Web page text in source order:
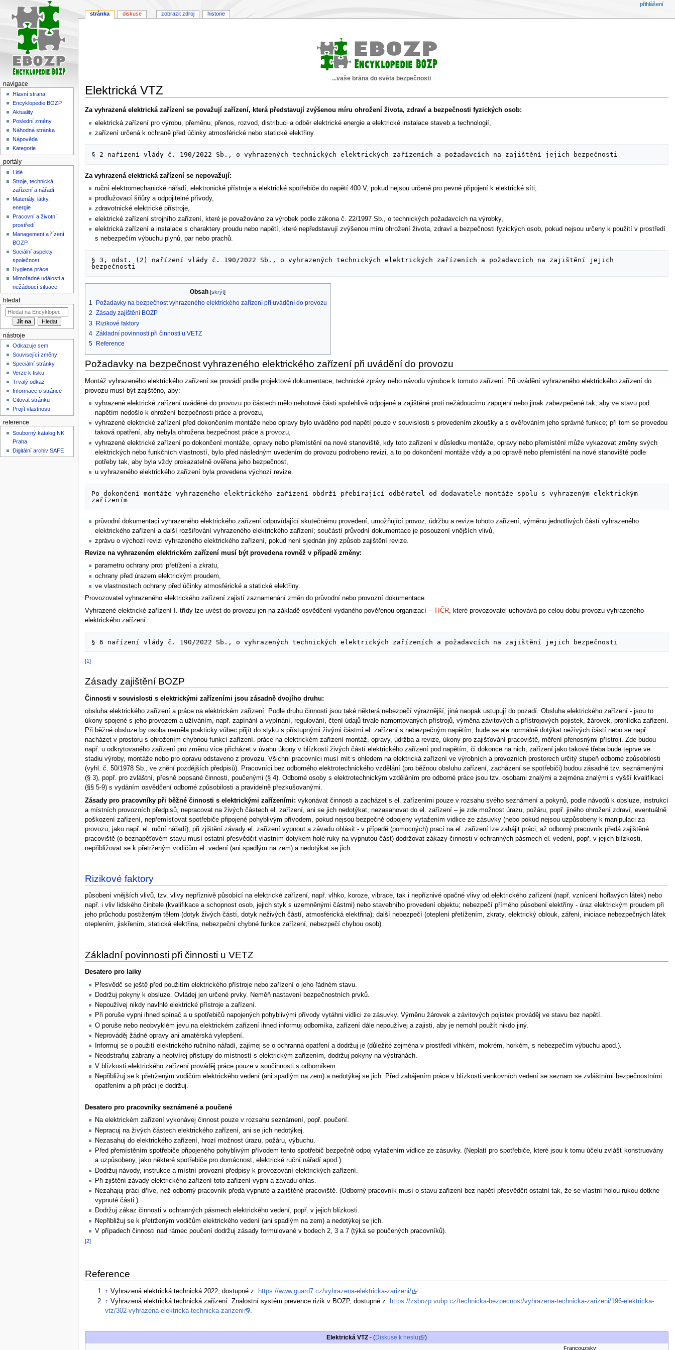
...vaše brána do světa bezpečnosti
Elektrická VTZ
Skočit
navigaci
Skočit
vyhledávání
Za vyhrazená elektrická zařízení se považují zařízení, která představují zvýšenou míru ohrožení života, zdraví a bezpečnosti fyzických osob:
elektrická zařízení pro výrobu, přeměnu, přenos, rozvod, distribuci a odběr elektrické energie a elektrické instalace staveb a technologií,
zařízení určená k ochraně před účinky atmosférické nebo statické elektřiny.
Za vyhrazená elektrická zařízení se nepovažují:
ruční elektromechanické nářadí, elektronické přístroje a elektrické spotřebiče do napětí 400 V, pokud nejsou určené pro pevné připojení k elektrické síti,
prodlužovací šňůry a odpojitelné přívody,
zdravotnické elektrické přístroje,
elektrické zařízení strojního zařízení, které je považováno za výrobek podle zákona č. 22/1997 Sb., o technických požadavcích na výrobky,
elektrická zařízení a instalace s charaktery proudu nebo napětí, které nepředstavují zvýšenou míru ohrožení života, zdraví a bezpečnosti fyzických osob, pokud nejsou určeny k použití v prostředí
s nebezpečím výbuchu plynů, par nebo prachů.
§ 3, odst. (2) nařízení vlády č. 190/2022 Sb., o vyhrazených technických elektrických zařízeních a požadavcích na zajištění jejich
Obsah
1
Požadavky na bezpečnost vyhrazeného elektrického zařízení při uvádění do provozu
2 Zásady zajištění BOZP
3
Rizikové faktory
4 Základní povinnosti při činnosti u VETZ
5
Reference
Požadavky na bezpečnost vyhrazeného elektrického zařízení při uvádění do provozu
Montáž vyhrazeného elektrického zařízení se provádí podle projektové dokumentace, technické zprávy nebo návodu výrobce k tomuto zařízení. Při uvádění vyhrazeného elektrického zařízení do
provozu musí být zajištěno, aby:
vyhrazené elektrické zařízení uváděné do provozu po částech mělo nehotové části spolehlivě odpojené a zajištěné proti nežádoucímu zapojení nebo jinak zabezpečené tak, aby ve stavu pod
napětím nedošlo k ohrožení bezpečnosti práce a provozu,
vyhrazené elektrické zařízení před dokončením montáže nebo opravy bylo uváděno pod napětí pouze v souvislosti s provedením zkoušky a s ověřováním jeho správné funkce; při tom se provedou
taková opatření, aby nebyla ohrožena bezpečnost práce a provozu,
vyhrazené elektrické zařízení po dokončení montáže, opravy nebo přemístění na nové stanoviště, kdy toto zařízení v důsledku montáže, opravy nebo přemístění může vykazovat změny svých
elektrických nebo funkčních vlastností, bylo před následným uvedením do provozu podrobeno revizi, a to po dokončení montáže vždy a po opravě nebo přemístění na nové stanoviště podle
potřeby tak, aby byla vždy prokazatelně ověřena jeho bezpečnost,
u vyhrazeného elektrického zařízení byla provedena výchozí revize.
Po dokončení montáže vyhrazeného elektrického zařízení obdrží přebírající odběratel od dodavatele montáže spolu s vyhrazeným elektrickým
průvodní dokumentaci vyhrazeného elektrického zařízení odpovídající skutečnému provedení, umožňující provoz, údržbu a revize tohoto zařízení, výměnu jednotlivých částí vyhrazeného
elektrického zařízení a další rozšiřování vyhrazeného elektrického zařízení; součástí průvodní dokumentace je posouzení vnějších vlivů,
zprávu o výchozí revizi vyhrazeného elektrického zařízení, pokud není sjednán jiný způsob zajištění revize.
Revize na vyhrazeném elektrickém zařízení musí být provedena rovněž v případě změny:
parametru ochrany proti přetížení a zkratu,
ochrany před úrazem elektrickým proudem,
ve vlastnostech ochrany před účinky atmosférické a statické elektřiny.
Provozovatel vyhrazeného elektrického zařízení zajistí zaznamenání změn do průvodní nebo provozní dokumentace.
Vyhrazené elektrické zařízení I. třídy lze uvést do provozu jen na základě osvědčení vydaného pověřenou organizací –
TIČR, které provozovatel uchovává po celou dobu provozu vyhrazeného
elektrického zařízení.
[1]
Zásady zajištění BOZP
Činnosti v souvislosti s elektrickými zařízeními jsou zásadně dvojího druhu:
obsluha elektrického zařízení a práce na elektrickém zařízení. Podle druhu činnosti jsou také některá nebezpečí výraznější, jiná naopak ustupují do pozadí. Obsluha elektrického zařízení - jsou to
úkony spojené s jeho provozem a užíváním, např. zapínání a vypínání, regulování, čtení údajů trvale namontovaných přístrojů, výměna závitových a přístrojových pojistek, žárovek, prohlídka zařízení.
Při běžné obsluze by osoba neměla prakticky vůbec přijít do styku s přístupnými živými částmi el. zařízení s nebezpečným napětím, bude se ale normálně dotýkat neživých částí nebo se např.
nacházet v prostoru s ohrožením chybnou funkcí zařízení. práce na elektrickém zařízení montáž, opravy, údržba a revize, úkony pro zajišťování pracoviště, měření přenosnými přístroji. Zde budou
např. u odkrytovaného zařízení pro změnu více přicházet v úvahu úkony v blízkosti živých částí elektrického zařízení pod napětím, či dokonce na nich, zařízení jako takové třeba bude teprve ve
stadiu výroby, montáže nebo pro opravu odstaveno z provozu. Všichni pracovníci musí mít s ohledem na elektrická zařízení ve výrobních a provozních prostorech určitý stupeň odborné způsobilosti
(vyhl. č. 50/1978 Sb., ve znění pozdějších předpisů). Pracovníci bez odborného elektrotechnického vzdělání (pro běžnou obsluhu zařízení, zacházení se spotřebiči) budou zásadně tzv. seznámenými
(§ 3), popř. pro zvláštní, přesně popsané činnosti, poučenými (§ 4). Odborné osoby s elektrotechnickým vzděláním pro odborné práce jsou tzv. osobami znalými a zejména znalými s vyšší kvalifikací
(§§ 5-9) s vydáním osvědčení odborné způsobilosti a pravidelně přezkušovanými.
Zásady pro pracovníky při běžné činnosti s elektrickými zařízeními: vykonávat činnosti a zacházet s el. zařízeními pouze v rozsahu svého seznámení a pokynů, podle návodů k obsluze, instrukcí
a místních provozních předpisů, nepracovat na živých částech el. zařízení, ani se jich nedotýkat, nezasahovat do el. zařízení – je zde možnost úrazu, požáru, popř. jiného ohrožení zdraví, eventuálně
poškození zařízení, nepřemísťovat spotřebiče připojené pohyblivým přívodem, pokud nejsou bezpečně odpojeny vytažením vidlice ze zásuvky (nebo pokud nejsou uzpůsobeny k manipulaci za
provozu, jako např. el. ruční nářadí), při zjištění závady el. zařízení vypnout a závadu ohlásit - v případě (pomocných) prací na el. zařízení lze zahájit práci, až odborný pracovník předá zajištěné
pracoviště (o beznapěťovém stavu musí ostatní přesvědčit vlastním dotykem holé ruky na vypnutou část) dodržovat zákazy činnosti v ochranných pásmech el. vedení, popř. v jejich blízkosti,
nepřibližovat se k přetrženým vodičům el. vedení (ani spadlým na zem) a nedotýkat se jich.
Rizikové faktory
působení vnějších vlivů, tzv. vlivy nepříznivě působící na elektrické zařízení, např. vlhko, koroze, vibrace, tak i nepříznivé opačné vlivy od elektrického zařízení (např. vznícení hořlavých látek) nebo
např. i vliv lidského činitele (kvalifikace a schopnost osob, jejich styk s uzemněnými částmi) nebo stavebního provedení objektu; nebezpečí přímého působení elektřiny - úraz elektrickým proudem při
jeho průchodu postiženým tělem (dotyk živých částí, dotyk neživých částí, atmosférická elektřina); další nebezpečí (oteplení přetížením, zkraty, elektrický oblouk, záření, iniciace nebezpečných látek
oteplením, jiskřením, statická elektřina, nebezpeční chybné funkce zařízení, nebezpečí chybou osob).
Základní povinnosti při činnosti u VETZ
Desatero pro laiky
Přesvědč se ještě před použitím elektrického přístroje nebo zařízení o jeho řádném stavu.
Dodržuj pokyny k obsluze. Ovládej jen určené prvky. Neměň nastavení bezpečnostních prvků.
Nepoužívej nikdy navlhlé elektrické přístroje a zařízení.
Při poruše vypni ihned spínač a u spotřebičů napojených pohyblivými přívody vytáhni vidlici ze zásuvky. Výměnu žárovek a závitových pojistek prováděj ve stavu bez napětí.
O poruše nebo neobvyklém jevu na elektrickém zařízení ihned informuj odborníka, zařízení dále nepoužívej a zajisti, aby je nemohl použít nikdo jiný.
Neprováděj žádné opravy ani amatérská vylepšení.
Informuj se o použití elektrického ručního nářadí, zajímej se o ochranná opatření a dodržuj je (důležité zejména v prostředí vlhkém, mokrém, horkém, s nebezpečím výbuchu apod.).
Neodstraňuj zábrany a neotvírej přístupy do místností s elektrickým zařízením, dodržuj pokyny na výstrahách.
V blízkosti elektrického zařízení prováděj práce pouze v součinnosti s odborníkem.
Nepřibližuj se k přetrženým vodičům elektrického vedení (ani spadlým na zem) a nedotýkej se jich. Před zahájením práce v blízkosti venkovních vedení se seznam se zvláštními bezpečnostními
opatřeními a při práci je dodržuj.
Desatero pro pracovníky seznámené a poučené
Na elektrickém zařízení vykonávej činnost pouze v rozsahu seznámení, popř. poučení.
Nepracuj na živých částech elektrického zařízení, ani se jich nedotýkej.
Nezasahuj do elektrického zařízení, hrozí možnost úrazu, požáru, výbuchu.
Před přemístěním spotřebiče připojeného pohyblivým přívodem tento spotřebič bezpečně odpoj vytažením vidlice ze zásuvky. (Neplatí pro spotřebiče, které jsou k tomu účelu zvlášť konstruovány
a uzpůsobeny, jako některé spotřebiče pro domácnost, elektrické ruční nářadí apod.).
Dodržuj návody, instrukce a místní provozní předpisy k provozování elektrických zařízení.
Při zjištění závady elektrického zařízení toto zařízení vypni a závadu ohlas.
Nezahajuj práci dříve, než odborný pracovník předá vypnuté a zajištěné pracoviště. (Odborný pracovník musí o stavu zařízení bez napětí přesvědčit ostatní tak, že se vlastní holou rukou dotkne
vypnuté části.).
Dodržuj zákaz činnosti v ochranných pásmech elektrického vedení, popř. v jejich blízkosti.
Nepřibližuj se k přetrženým vodičům elektrického vedení (ani spadlým na zem) a nedotýkej se jich.
V případech činnosti nad rámec poučení dodržuj zásady formulované v bodech 2, 3 a 7 (týká se poučených pracovníků).
[2]
Reference
↑ Vyhrazená elektrická technická 2022, dostupné z: https://www.guard7.cz/vyhrazena-elektricka-zarizeni/
.
↑ Vyhrazená elektrická technická zařízení. Znalostní systém prevence rizik v BOZP, dostupné z: https://zsbozp.vubp.cz/technicka-bezpecnost/vyhrazena-technicka-zarizeni/196-elektricka-
vtz/302-vyhrazena-elektricka-technicka-zarizeni
.
Elektrická VTZ- (Diskuse k heslu )
Francouzsky:
stránka diskuse zobrazit zdroj historie
přihlášení
navigace
Hlavní strana
Encyklopedie BOZP
Aktuality
Poslední změny
Náhodná stránka
Nápověda
Kategorie
portály
Lidé
Stroje, technická
zařízení a nářadí
Materiály, látky,
energie
Pracovní a životní
prostředí
Management a řízení
BOZP
Sociální aspekty,
společnost
Hygiena práce
Mimořádné události a
nežádoucí situace
hledat
nástroje
Odkazuje sem
Související změny
Speciální stránky
Verze k tisku
Trvalý odkaz
Informace o stránce
Citovat stránku
Projít vlastnosti
reference
Souborný katalog NK
Praha
Digitální archiv SAFE